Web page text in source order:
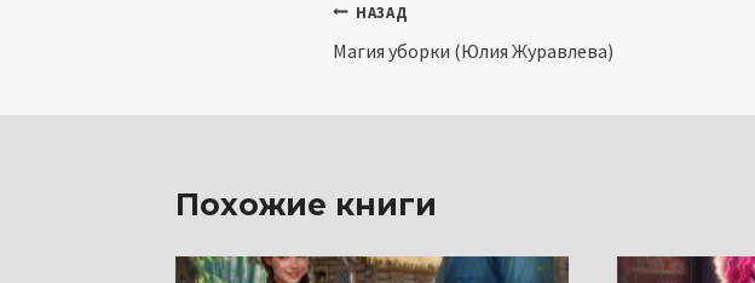
Навигация
по
НАЗАД
Магия уборки (Юлия Журавлева)
Похожие книги